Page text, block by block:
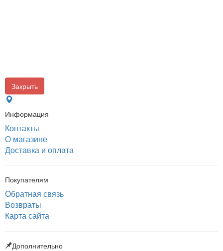
Закрыть
Информация
Контакты
О магазине
Доставка и оплата
Покупателям
Обратная связь
Возвраты
Карта сайта
Дополнительно